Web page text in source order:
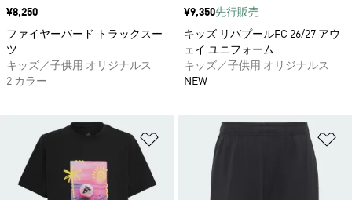
価格
¥8,250
ファイヤーバード トラックスー
ツ
キッズ／子供用 オリジナルス
2 カラー
価格
¥9,350先行販売
キッズ リバプールFC 26/27 アウ
ェイ ユニフォーム
キッズ／子供用 オリジナルス
NEW
ほしいものリストに追加